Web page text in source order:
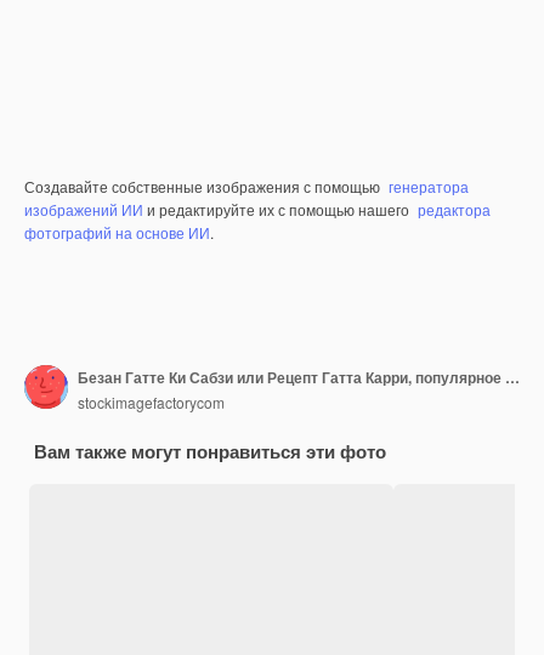
Создавайте собственные изображения с помощью генератора
изображений ИИ и редактируйте их с помощью нашего редактора
фотографий на основе ИИ.
Безан Гатте Ки Сабзи или Рецепт Гатта Карри, популярное раджастанское меню на обед или ужин
stockimagefactorycom
Вам также могут понравиться эти фото